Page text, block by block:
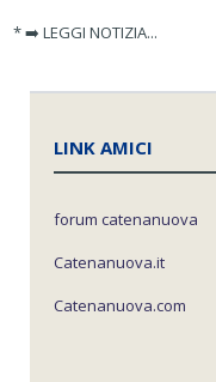
* ➡️ LEGGI NOTIZIA...
LINK AMICI
forum catenanuova
Catenanuova.it
Catenanuova.com